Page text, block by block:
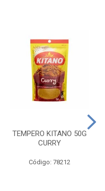
TEMPERO KITANO 50G
CURRY
Código: 78212